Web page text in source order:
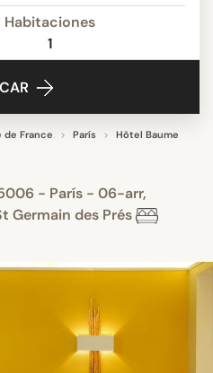
Habitaciones
1
de France París Hôtel Baume
- París - 06-arr,
Germain des Prés